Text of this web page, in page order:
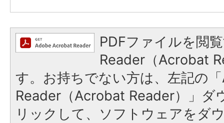
PDFファイルを閲
Reader（Acrobat
す。お持ちでない方は、左記の
Reader（Acrobat Reader）」ダ
リックして、ソフトウェアをダ